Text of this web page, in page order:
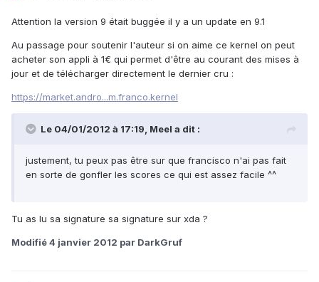
Attention la version 9 était buggée il y a un update en 9.1
Au passage pour soutenir l'auteur si on aime ce kernel on peut
acheter son appli à 1€ qui permet d'être au courant des mises à
jour et de télécharger directement le dernier cru :
https://market.andro...m.franco.kernel
Le 04/01/2012 à 17:19, Meel a dit :
justement, tu peux pas être sur que francisco n'ai pas fait
en sorte de gonfler les scores ce qui est assez facile ^^
Tu as lu sa signature sa signature sur xda ?
Modifié4 janvier 2012 par DarkGruf